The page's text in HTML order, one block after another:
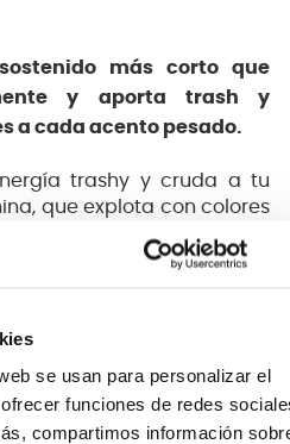
se usan para personalizar el
funciones de redes
compartimos información
más corto que
y aporta trash y
a cada acento pesado.
trashy y cruda a tu
que explota con colores
acentos. Estos platillos
acentos
obtener más trash.